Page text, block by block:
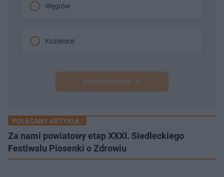
Węgrów
Kozienice
Następne pytanie
POLECANY ARTYKUŁ:
Za nami powiatowy etap XXXI. Siedleckiego
Festiwalu Piosenki o Zdrowiu